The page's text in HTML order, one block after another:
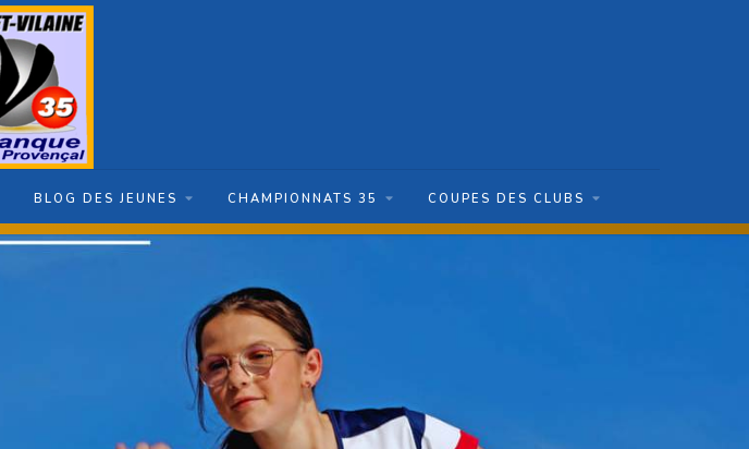
BLOG DES JEUNES CHAMPIONNATS 35 COUPES DES CLUBS